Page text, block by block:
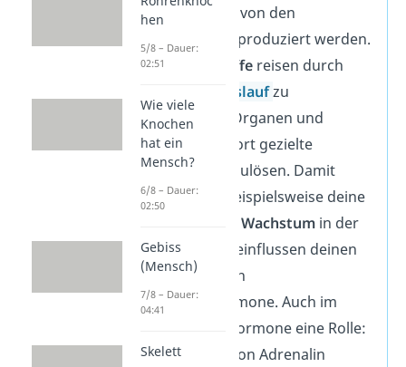
Substanzen
, die von den
Hormondrüsen produziert werden.
Diese
Botenstoffe reisen durch
Blutkreislaufzu
verschiedenen Organen und
Geweben, um dort gezielte
Reaktionen auszulösen. Damit
regulieren sie beispielsweise deine
Wachstum in der
Kindheit und beeinflussen deinen
Körperbau
durch
Geschlechtshormone. Auch im
spielen Hormone eine Rolle:
Das Stresshormon Adrenalin
hen
5/8 – Dauer:
02:51
Wie viele
Knochen
hat ein
Mensch?
6/8 – Dauer:
02:50
Gebiss
(Mensch)
7/8 – Dauer:
04:41
Skelett